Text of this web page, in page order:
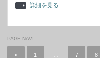
詳細を見る
PAGE NAVI
« 1 7 8